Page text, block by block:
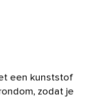
een kunststof
zodat je